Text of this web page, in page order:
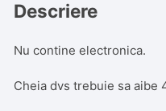
Descriere
Nu contine electronica.
Cheia dvs trebuie sa aibe